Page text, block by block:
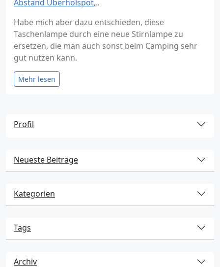
Abstand Überholspot„.
Habe mich aber dazu entschieden, diese
Taschenlampe durch eine neue Stirnlampe zu
ersetzen, die man auch sonst beim Camping sehr
gut nutzen kann.
Mehr lesen
Profil
Neueste Beiträge
Kategorien
Tags
Archiv